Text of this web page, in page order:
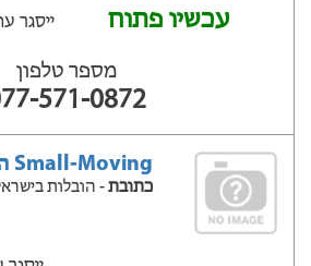
עכשיו פתוח ייסגר עוד
מספר טלפון
571-0872
Small-Moving הובלות קטנות
כתובת- הובלות